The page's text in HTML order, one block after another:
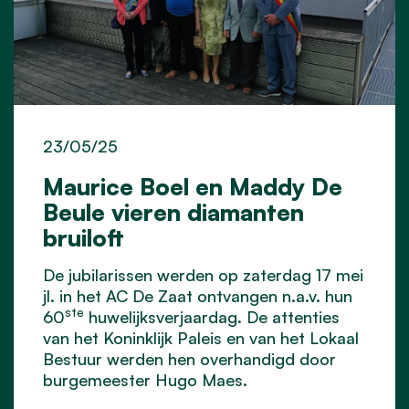
Maurice Boel en Maddy De
Beule vieren diamanten
bruiloft
23/05/25
De jubilarissen werden op zaterdag 17 mei
jl. in het AC De Zaat ontvangen n.a.v. hun
60ste huwelijksverjaardag. De attenties
van het Koninklijk Paleis en van het Lokaal
Bestuur werden hen overhandigd door
burgemeester Hugo Maes.